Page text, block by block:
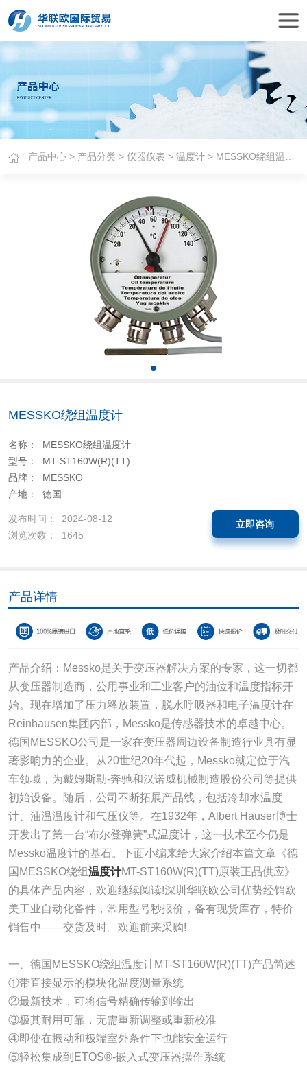
产品中心 > 产品分类 >仪器仪表 >温度计 > MESSKO绕组温度计
MESSKO绕组温度计
名称： MESSKO绕组温度计
型号： MT-ST160W(R)(TT)
品牌： MESSKO
产地： 德国
发布时间： 2024-08-12
浏览次数： 1645
立即咨询
产品详情
产品介绍：Messko是关于变压器解决方案的专家，这一切都
从变压器制造商，公用事业和工业客户的油位和温度指标开
始。现在增加了压力释放装置，脱水呼吸器和电子温度计在
Reinhausen集团内部，Messko是传感器技术的卓越中心。
德国MESSKO公司是一家在变压器周边设备制造行业具有显
著影响力的企业。从20世纪20年代起，Messko就定位于汽
车领域，为戴姆斯勒-奔驰和汉诺威机械制造股份公司等提供
初始设备。随后，公司不断拓展产品线，包括冷却水温度
计、油温温度计和气压仪等。在1932年，Albert Hauser博士
开发出了第一台“布尔登弹簧”式温度计，这一技术至今仍是
Messko温度计的基石。下面小编来给大家介绍本篇文章《德
国MESSKO绕组温度计MT-ST160W(R)(TT)原装正品供应》
的具体产品内容，欢迎继续阅读!深圳华联欧公司优势经销欧
美工业自动化备件，常用型号秒报价，备有现货库存，特价
销售中——交货及时。欢迎前来采购!
一、德国MESSKO绕组温度计MT-ST160W(R)(TT)产品简述
①带直接显示的模块化温度测量系统
②最新技术，可将信号精确传输到输出
③极其耐用可靠，无需重新调整或重新校准
④即使在振动和极端室外条件下也能安全运行
⑤轻松集成到ETOS®-嵌入式变压器操作系统